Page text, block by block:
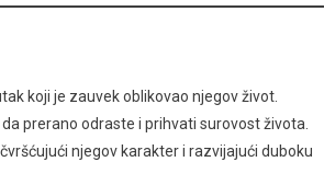
koji je zauvek oblikovao njegov život.
prerano odraste i prihvati surovost života.
njegov karakter i razvijajući duboku